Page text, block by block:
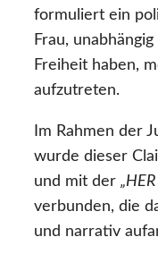
formuliert ein
Frau,
Freiheit haben,
aufzutreten.
Im Rahmen der
wurde dieser
und mit der
verbunden, die
und narrativ